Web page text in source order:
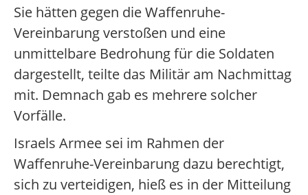
Sie hätten gegen die Waffenruhe-
Vereinbarung verstoßen und eine
unmittelbare Bedrohung für die Soldaten
dargestellt, teilte das Militär am Nachmittag
mit. Demnach gab es mehrere solcher
Vorfälle.
Israels Armee sei im Rahmen der
Waffenruhe-Vereinbarung dazu berechtigt,
sich zu verteidigen, hieß es in der Mitteilung